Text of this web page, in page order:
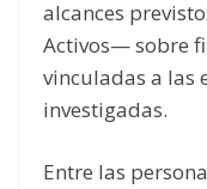
alcances
Activos— sobre
vinculadas a las
investigadas.
Entre las